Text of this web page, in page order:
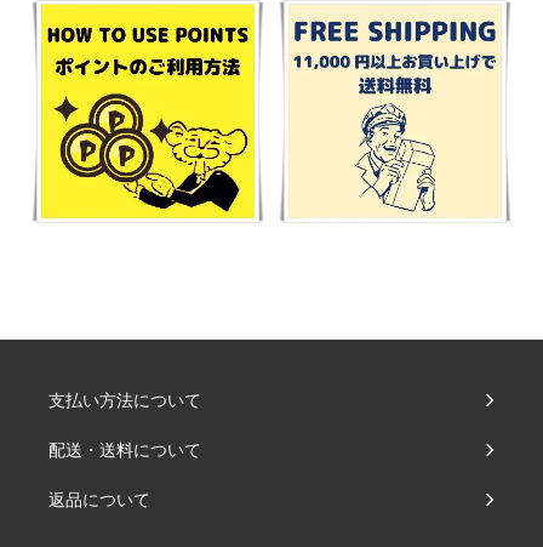
支払い方法について
配送・送料について
返品について